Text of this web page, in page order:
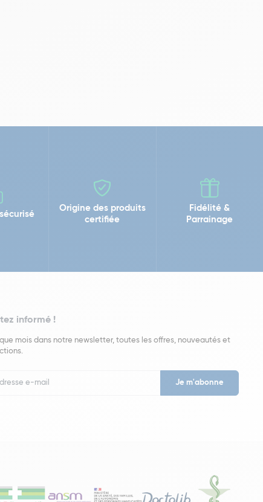
Origine des produits
certifiée
Fidélité &
Parrainage
informé !
mois dans notre newsletter, toutes les offres, nouveautés et